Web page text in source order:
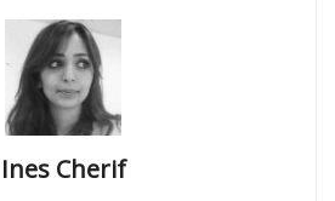
Ines Cherif